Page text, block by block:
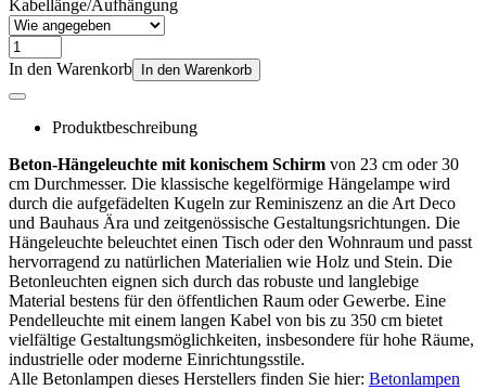
Kabellänge/Aufhängung
In den Warenkorb In den Warenkorb
Produktbeschreibung
Beton-Hängeleuchte mit konischem Schirm von 23 cm oder 30
cm Durchmesser. Die klassische kegelförmige Hängelampe wird
durch die aufgefädelten Kugeln zur Reminiszenz an die Art Deco
und Bauhaus Ära und zeitgenössische Gestaltungsrichtungen. Die
Hängeleuchte beleuchtet einen Tisch oder den Wohnraum und passt
hervorragend zu natürlichen Materialien wie Holz und Stein. Die
Betonleuchten eignen sich durch das robuste und langlebige
Material bestens für den öffentlichen Raum oder Gewerbe. Eine
Pendelleuchte mit einem langen Kabel von bis zu 350 cm bietet
vielfältige Gestaltungsmöglichkeiten, insbesondere für hohe Räume,
industrielle oder moderne Einrichtungsstile.
Alle Betonlampen dieses Herstellers finden Sie hier: Betonlampen